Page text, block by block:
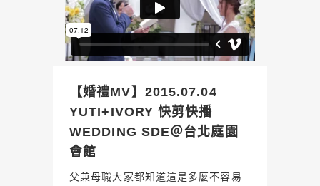
【婚禮MV】2015.07.04
YUTI+IVORY 快剪快播
WEDDING SDE＠台北庭園
會館
父兼母職大家都知道這是多麼不容易